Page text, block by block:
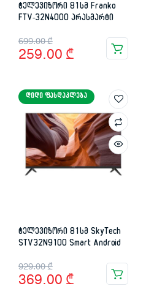
ტელევიზორი 81სმ Franko
FTV-32N4000 არასმარტი
699.00₾
Original
price
699.00 ₾.
259.00 ₾
Current
price
259.00 ₾.
ᲓᲘᲓᲘ ᲤᲐᲡᲓᲐᲙᲚᲔᲑᲐ
ტელევიზორი 81სმ SkyTech
STV32N9100 Smart Android
929.00₾
Original
price
369.00 ₾
Current
price